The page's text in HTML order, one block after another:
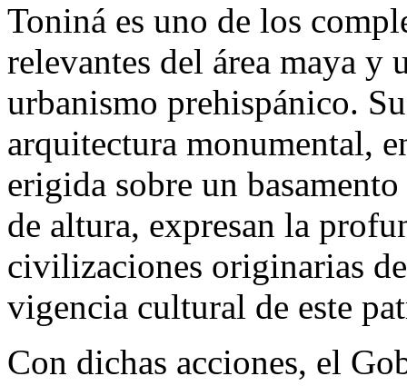
Toniná es uno de los
relevantes del área maya
urbanismo prehispánico.
arquitectura monumental,
erigida sobre un
de altura, expresan la
civilizaciones originarias
vigencia cultural de este
Con dichas acciones, el